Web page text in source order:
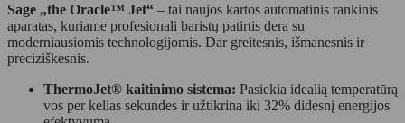
Sage „the Oracle™ Jet“ – tai naujos kartos automatinis rankinis
aparatas, kuriame profesionali baristų patirtis dera su
moderniausiomis technologijomis. Dar greitesnis, išmanesnis ir
preciziškesnis.
ThermoJet® kaitinimo sistema: Pasiekia idealią temperatūrą
vos per kelias sekundes ir užtikrina iki 32% didesnį energijos